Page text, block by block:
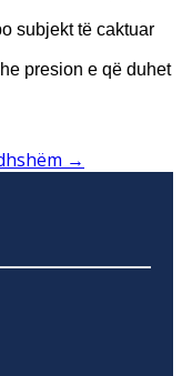
subjekt të caktuar
presion e që duhet
→